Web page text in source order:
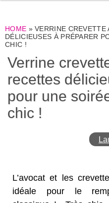
HOME »VERRINE CREVETTE
DÉLICIEUSES À PRÉPARER
CHIC !
Verrine
recettes
pour une
chic !
L’avocat et les
idéale pour le